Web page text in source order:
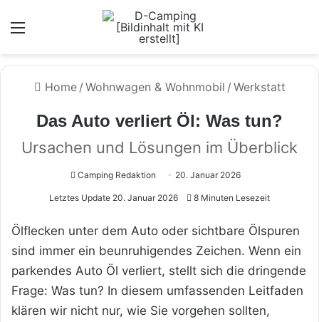
Home / Wohnwagen & Wohnmobil / Werkstatt
Das Auto verliert Öl: Was tun?
Ursachen und Lösungen im Überblick
Camping Redaktion 20. Januar 2026
Letztes Update 20. Januar 2026 8 Minuten Lesezeit
Ölflecken unter dem Auto oder sichtbare Ölspuren
sind immer ein beunruhigendes Zeichen. Wenn ein
parkendes Auto Öl verliert, stellt sich die dringende
Frage: Was tun? In diesem umfassenden Leitfaden
klären wir nicht nur, wie Sie vorgehen sollten,